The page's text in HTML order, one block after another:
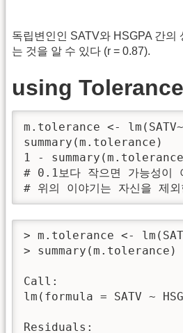
독립변인인 SATV와 HSGPA 간의
는 것을 알 수 있다 (r = 0.87).
using Tolerance
m.tolerance <-
summary(m.tolerance)
1 -
# 0.1보다 작으면 가능성이
# 위의 이야기는 자신을 제
> m.tolerance <-
> summary(m.tolerance)
Call:
lm(formula = SATV ~
Residuals: